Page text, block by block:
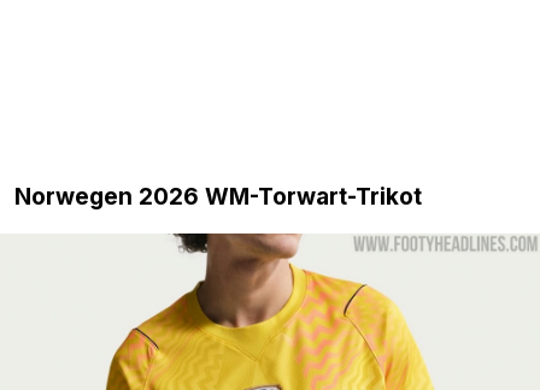
Norwegen 2026 WM-Torwart-Trikot